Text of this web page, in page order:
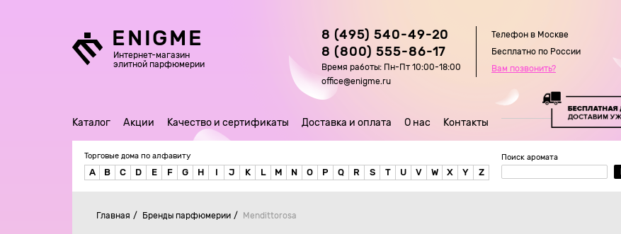
ENIGME
Интернет-магазин
элитной парфюмерии
8 (495) 540-49-20
8 (800) 555-86-17
Время работы: Пн-Пт 10:00-18:00
office@enigme.ru
Телефон в Москве
Бесплатно по России
Вам позвонить?
Каталог Акции Качество и сертификаты Доставка и оплата О нас Контакты
Торговые дома по алфавиту
A B C D E F G H I J K L M N O P Q R S T U V W X Y Z
Поиск аромата
Главная Бренды парфюмерии Mendittorosa